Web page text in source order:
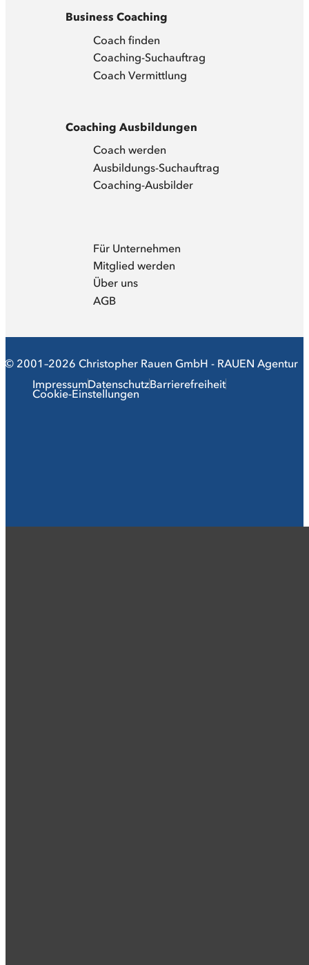
Business Coaching
Coach finden
Coaching-Suchauftrag
Coach Vermittlung
Coaching Ausbildungen
Coach werden
Ausbildungs-Suchauftrag
Coaching-Ausbilder
Für Unternehmen
Mitglied werden
Über uns
AGB
© 2001–2026 Christopher Rauen GmbH - RAUEN Agentur
ImpressumDatenschutzBarrierefreiheit
Cookie-Einstellungen